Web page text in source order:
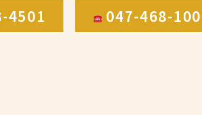
4501 047-468-